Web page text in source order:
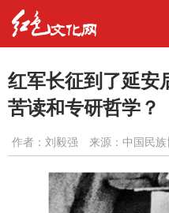
红军长征到了延安
苦读和专研哲学？
作者： 刘毅强 来源：中国民